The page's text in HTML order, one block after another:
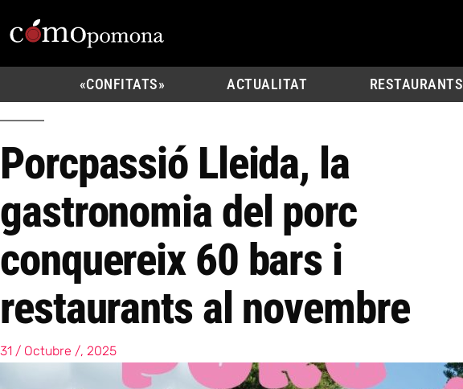
«CONFITATS» ACTUALITAT RESTAURANTS
Porcpassió Lleida, la
gastronomia del porc
conquereix 60 bars i
restaurants al novembre
31 / Octubre /, 2025